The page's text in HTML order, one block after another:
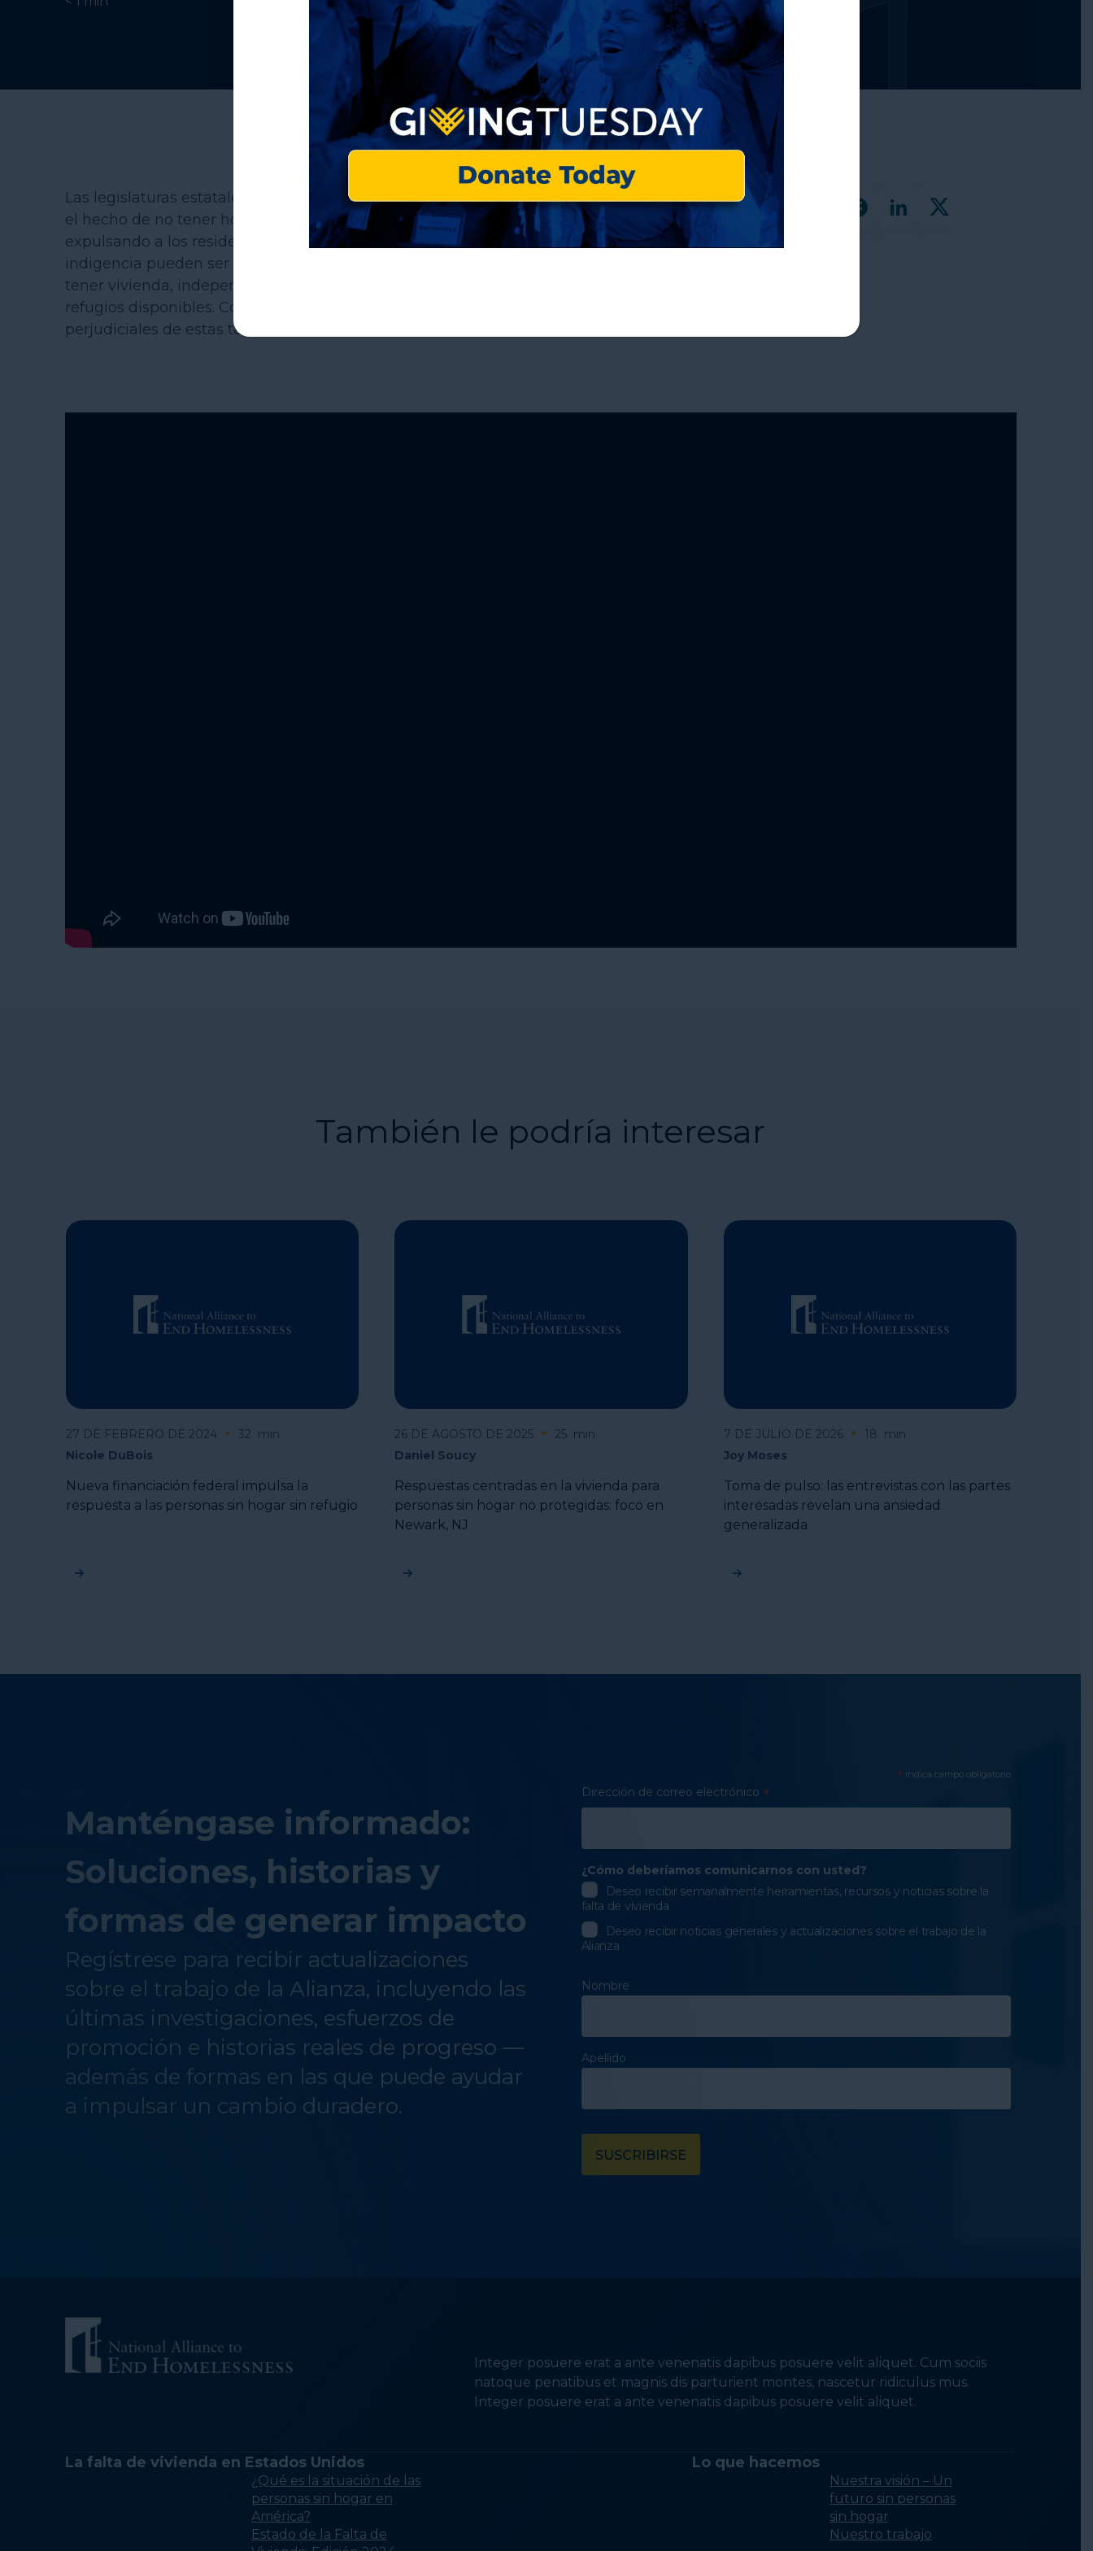
Las legislaturas estatales de todo el país han aprobado cada vez más leyes que criminalizan
el hecho de no tener hogar. En algunas áreas, las fuerzas del orden realizan redadas,
expulsando a los residentes de comunidades sin refugio. Las personas que experimentan
indigencia pueden ser arrestadas, multadas o incluso encarceladas simplemente por no
tener vivienda, independientemente de si su estado tiene suficientes viviendas asequibles o
refugios disponibles. Conozca, de boca de quienes están en primera línea, los impactos
perjudiciales de estas tácticas.
También le podría interesar
27 DE FEBRERO DE 2024 32 min
Nicole DuBois
Nueva financiación federal impulsa la
respuesta a las personas sin hogar sin refugio
26 DE AGOSTO DE 2025 25 min
Daniel Soucy
Respuestas centradas en la vivienda para
personas sin hogar no protegidas: foco en
Newark, NJ
7 DE JULIO DE 2026 18 min
Joy Moses
Toma de pulso: las entrevistas con las partes
interesadas revelan una ansiedad
generalizada
Manténgase informado:
Soluciones, historias y
formas de generar impacto
Regístrese para recibir actualizaciones
sobre el trabajo de la Alianza, incluyendo las
últimas investigaciones, esfuerzos de
promoción e historias reales de progreso —
además de formas en las que puede ayudar
a impulsar un cambio duradero.
* indica campo obligatorio
Dirección de correo electrónico *
¿Cómo deberíamos comunicarnos con usted?
Deseo recibir semanalmente herramientas, recursos y noticias sobre la
falta de vivienda
Deseo recibir noticias generales y actualizaciones sobre el trabajo de la
Alianza
Nombre
Apellido
Integer posuere erat a ante venenatis dapibus posuere velit aliquet. Cum sociis
natoque penatibus et magnis dis parturient montes, nascetur ridiculus mus.
Integer posuere erat a ante venenatis dapibus posuere velit aliquet.
La falta de vivienda en Estados Unidos
¿Qué es la situación de las
personas sin hogar en
América?
Estado de la Falta de
Lo que hacemos
Nuestra visión – Un
futuro sin personas
sin hogar
Nuestro trabajo